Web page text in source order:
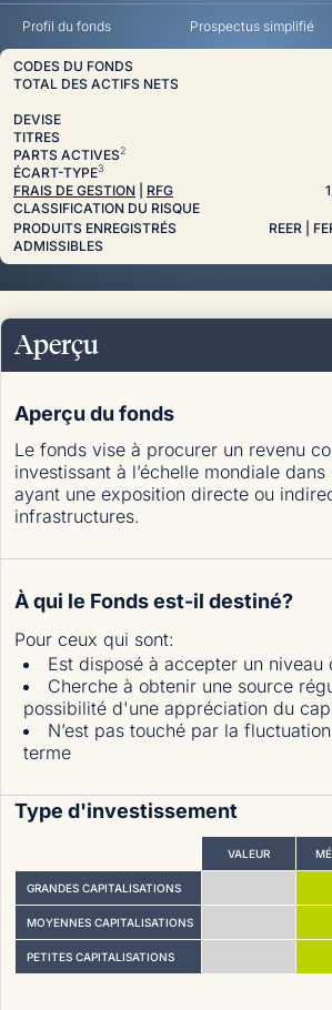
Profil du fonds Prospectus simplifié
CODES DU FONDS
TOTAL DES ACTIFS NETS
DEVISE
TITRES
PARTS ACTIVES2
ÉCART-TYPE3
FRAIS DE GESTION
RFG
CLASSIFICATION DU RISQUE
PRODUITS ENREGISTRÉS
ADMISSIBLES
REER |
Aperçu
Aperçu du fonds
Le fonds vise à procurer un revenu
investissant à l’échelle mondiale
ayant une exposition directe ou
infrastructures.
À qui le Fonds est-il destiné?
Pour ceux qui sont:
Est disposé à accepter un niveau
Cherche à obtenir une source
possibilité d'une appréciation du
N’est pas touché par la
terme
Type d'investissement
VALEUR
GRANDES CAPITALISATIONS
MOYENNES CAPITALISATIONS
PETITES CAPITALISATIONS